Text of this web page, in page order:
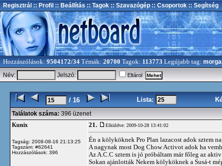
Regisztrál :: Profil :: Beállítás :: Tagok :: Szavazógép :: Csoportok :: Segítség
Hozzászólások: 9504172/34 Témák: 20700 Tagok: 113773 Legújabb tag:
Név:
Jelszó: Eltárol
/ 16 Lista:
Találatok száma: 396 üzenet
Kunix
Tagság: 2008-08-16 21:13:25
Tagszám: #62641
Hozzászólások: 396
21. Elküldve: 2009-10-28 13:41:02
Én a kölyköknek Pro Plan lazacost adok sztem
A nagynak most Dog Chow Activot adok ha
Az A.C.C sztem is jó próbáltam már főleg az
Sokan ajánlották Nekem kölyköknek a Susá-t